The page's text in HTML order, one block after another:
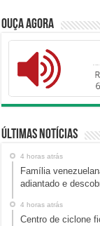
Ouça Agora
Últimas Notícias
4 horas atrás
Família
adiantado e
4 horas atrás
Centro de ciclone